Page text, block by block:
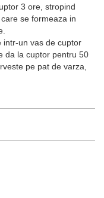
3 ore, stropind
se formeaza in
intr-un vas de cuptor
da la cuptor pentru 50
pe pat de varza,